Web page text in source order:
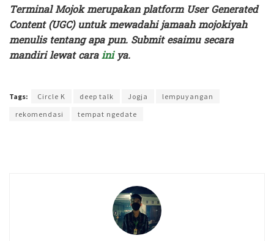
Terminal Mojok merupakan platform User Generated
Content (UGC) untuk mewadahi jamaah mojokiyah
menulis tentang apa pun. Submit esaimu secara
mandiri lewat carainiya.
Tags: Circle K deep talk Jogja
lempuyangan
rekomendasi
tempat ngedate